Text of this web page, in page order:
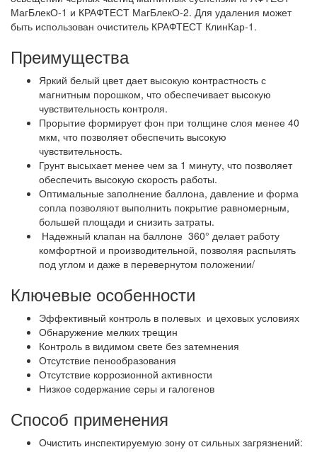
МагБлекО-1 и КРАФТЕСТ МагБлекО-2. Для удаления может
быть использован очиститель КРАФТЕСТ КлинКар-1.
Преимущества
Яркий белый цвет дает высокую контрастность с
магнитным порошком, что обеспечивает высокую
чувствительность контроля.
Прорытие формирует фон при толщине слоя менее 40
мкм, что позволяет обеспечить высокую
чувствительность.
Грунт высыхает менее чем за 1 минуту, что позволяет
обеспечить высокую скорость работы.
Оптимальные заполнение баллона, давление и форма
сопла позволяют выполнить покрытие равномерным,
большей площади и снизить затраты.
Надежный клапан на баллоне 360° делает работу
комфортной и производительной, позволяя распылять
под углом и даже в перевернутом положении/
Ключевые особенности
Эффективный контроль в полевых и цеховых условиях
Обнаружение мелких трещин
Контроль в видимом свете без затемнения
Отсутствие пенообразования
Отсутствие коррозионной активности
Низкое содержание серы и галогенов
Способ применения
Очистить инспектируемую зону от сильных загрязнений: